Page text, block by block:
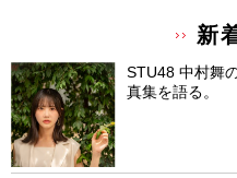
新
STU48 中村舞
真集を語る。